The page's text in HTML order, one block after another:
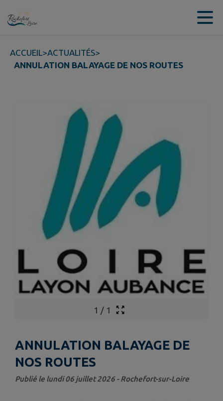
Contenu
ACCUEIL>ACTUALITÉS>
ANNULATION BALAYAGE DE NOS ROUTES
1 / 1
ANNULATION BALAYAGE DE
NOS ROUTES
Publié le lundi 06 juillet 2026 - Rochefort-sur-Loire